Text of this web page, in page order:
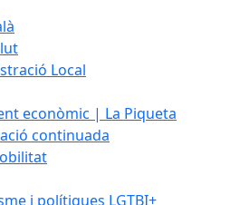
Local
econòmic | La Piqueta
continuada
i polítiques LGTBI+